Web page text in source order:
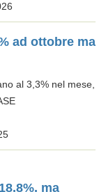
ad ottobre ma
al 3,3% nel mese,
ma